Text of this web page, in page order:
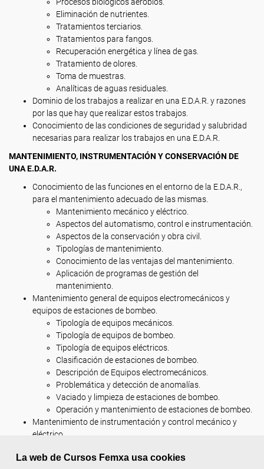
La web de Cursos Femxa usa cookies
Eliminación de nutrientes.
Tratamientos terciarios.
Tratamientos para fangos.
Recuperación energética y línea de gas.
Tratamiento de olores.
Toma de muestras.
Analíticas de aguas residuales.
Dominio de los trabajos a realizar en una E.D.A.R. y razones
por las que hay que realizar estos trabajos.
Conocimiento de las condiciones de seguridad y salubridad
necesarias para realizar los trabajos en una E.D.A.R.
MANTENIMIENTO, INSTRUMENTACIÓN Y CONSERVACIÓN DE
UNA E.D.A.R.
Conocimiento de las funciones en el entorno de la E.D.A.R.,
para el mantenimiento adecuado de las mismas.
Mantenimiento mecánico y eléctrico.
Aspectos del automatismo, control e instrumentación.
Aspectos de la conservación y obra civil.
Tipologías de mantenimiento.
Conocimiento de las ventajas del mantenimiento.
Aplicación de programas de gestión del
mantenimiento.
Mantenimiento general de equipos electromecánicos y
equipos de estaciones de bombeo.
Tipología de equipos mecánicos.
Tipología de equipos de bombeo.
Tipología de equipos eléctricos.
Clasificación de estaciones de bombeo.
Descripción de Equipos electromecánicos.
Problemática y detección de anomalías.
Vaciado y limpieza de estaciones de bombeo.
Operación y mantenimiento de estaciones de bombeo.
Mantenimiento de instrumentación y control mecánico y
eléctrico.
Sensores.